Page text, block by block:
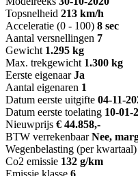
Topsnelheid 213 km/h
Acceleratie (0 - 100) 8 sec
Aantal versnellingen 7
Gewicht 1.295 kg
Max. trekgewicht 1.300 kg
Eerste eigenaar Ja
Aantal eigenaren 1
Datum eerste uitgifte 04-11-
Datum eerste toelating 10-01-
Nieuwprijs € 44.858,-
BTW verrekenbaar Nee,
Wegenbelasting (per kwartaal)
Co2 emissie 132 g/km